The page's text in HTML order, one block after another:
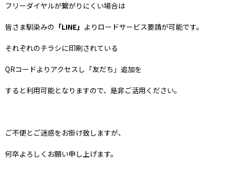
フリーダイヤルが繋がりにくい場合は
皆さま馴染みの 「LINE」 よりロードサービス要請が可能です。
それぞれのチラシに印刷されている
QRコードよりアクセスし「友だち」追加を
すると利用可能となりますので、是非ご活用ください。
ご不便とご迷惑をお掛け致しますが、
何卒よろしくお願い申し上げます。